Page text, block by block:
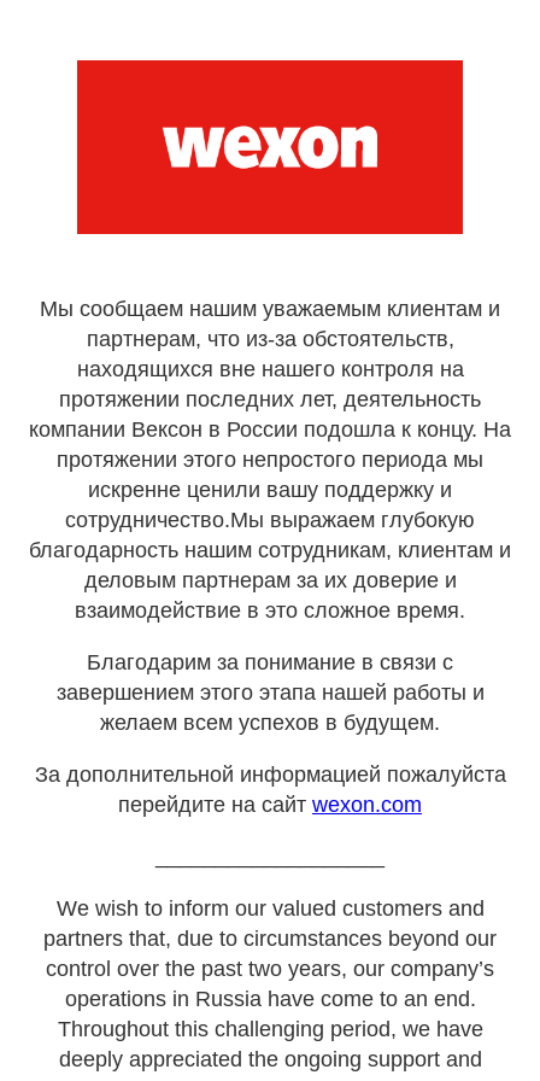
Мы сообщаем нашим уважаемым клиентам и
партнерам, что из-за обстоятельств,
находящихся вне нашего контроля на
протяжении последних лет, деятельность
компании Вексон в России подошла к концу. На
протяжении этого непростого периода мы
искренне ценили вашу поддержку и
сотрудничество.Мы выражаем глубокую
благодарность нашим сотрудникам, клиентам и
деловым партнерам за их доверие и
взаимодействие в это сложное время.
Благодарим за понимание в связи с
завершением этого этапа нашей работы и
желаем всем успехов в будущем.
За дополнительной информацией пожалуйста
перейдите на сайт wexon.com
We wish to inform our valued customers and
partners that, due to circumstances beyond our
control over the past two years, our company’s
operations in Russia have come to an end.
Throughout this challenging period, we have
deeply appreciated the ongoing support and